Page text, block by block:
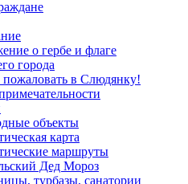
о гербе и флаге
города
пожаловать в Слюдянку!
объекты
карта
маршруты
Дед Мороз
турбазы, санатории